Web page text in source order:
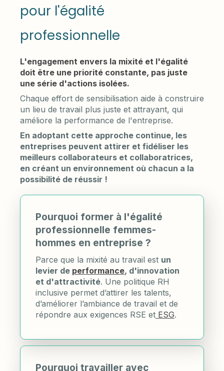
pour l'égalité
professionnelle
L'engagement envers la mixité et l'égalité
doit être une priorité constante, pas juste
une série d'actions isolées.
Chaque effort de sensibilisation aide à construire
un lieu de travail plus juste et attrayant, qui
améliore la performance de l'entreprise.
En adoptant cette approche continue, les
entreprises peuvent attirer et fidéliser les
meilleurs collaborateurs et collaboratrices,
en créant un environnement où chacun a la
possibilité de réussir !
Pourquoi former à l'égalité
professionnelle femmes-
hommes en entreprise ?
Parce que la mixité au travail est un
levier de performance, d'innovation
et d'attractivité. Une politique RH
inclusive permet d’attirer les talents,
d’améliorer l’ambiance de travail et de
répondre aux exigences RSE et ESG.
Pourquoi travailler avec